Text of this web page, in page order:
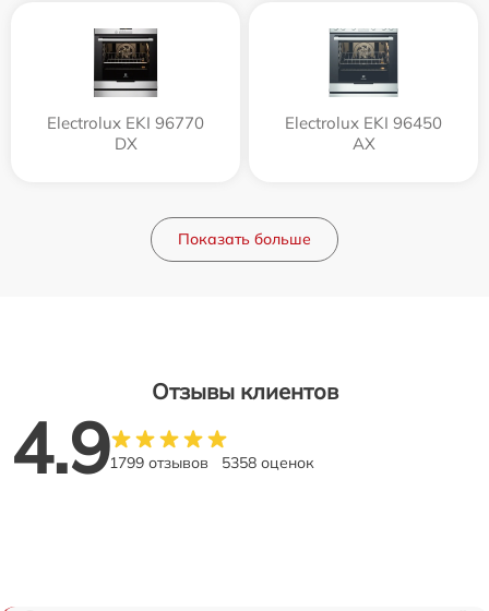
Electrolux EKI 96770
DX
Electrolux EKI 96450
AX
Показать больше
Отзывы клиентов
4.91799 отзывов 5358 оценок